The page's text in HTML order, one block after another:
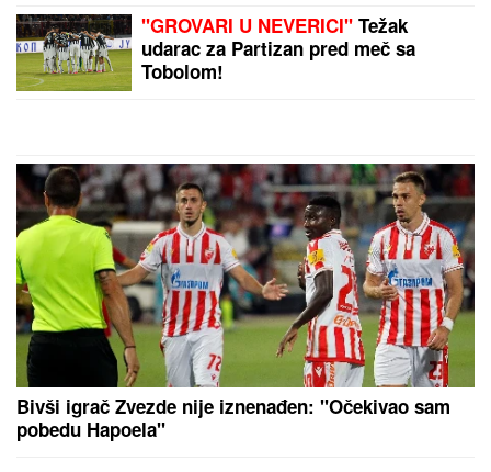
"GROVARI U NEVERICI" Težak
udarac za Partizan pred meč sa
Tobolom!
Bivši igrač Zvezde nije iznenađen: "Očekivao sam
pobedu Hapoela"